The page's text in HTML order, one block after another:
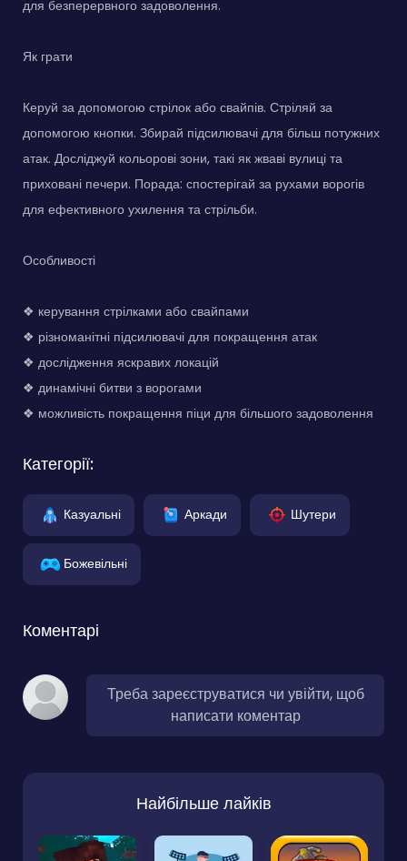
для безперервного задоволення.
Як грати
Керуй за допомогою стрілок або свайпів. Стріляй за
допомогою кнопки. Збирай підсилювачі для більш потужних
атак. Досліджуй кольорові зони, такі як жваві вулиці та
приховані печери. Порада: спостерігай за рухами ворогів
для ефективного ухилення та стрільби.
Особливості
❖ керування стрілками або свайпами
❖ різноманітні підсилювачі для покращення атак
❖ дослідження яскравих локацій
❖ динамічні битви з ворогами
❖ можливість покращення піци для більшого задоволення
Категорії:
Казуальні Аркади Шутери
Божевільні
Коментарі
Треба зареєструватися чи увійти, щоб
написати коментар
Найбільше лайків